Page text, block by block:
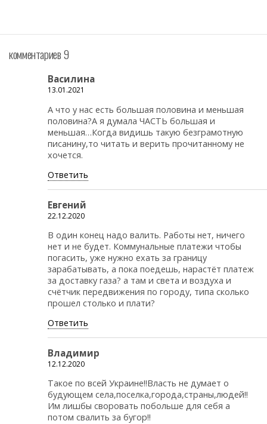
комментариев 9
Василина
13.01.2021
А что у нас есть большая половина и меньшая
половина?А я думала ЧАСТЬ большая и
меньшая…Когда видишь такую безграмотную
писанину,то читать и верить прочитанному не
хочется.
Ответить
Евгений
22.12.2020
В один конец надо валить. Работы нет, ничего
нет и не будет. Коммунальные платежи чтобы
погасить, уже нужно ехать за границу
зарабатывать, а пока поедешь, нарастёт платеж
за доставку газа? а там и света и воздуха и
счётчик передвижения по городу, типа сколько
прошел столько и плати?
Ответить
Владимир
12.12.2020
Такое по всей Украине!!Власть не думает о
будующем села,поселка,города,страны,людей!!
Им лишбы своровать побольше для себя а
потом свалить за бугор!!